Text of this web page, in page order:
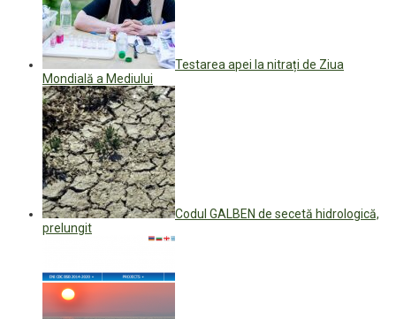
Testarea apei la nitrați de Ziua
Mondială a Mediului
Codul GALBEN de secetă hidrologică,
prelungit